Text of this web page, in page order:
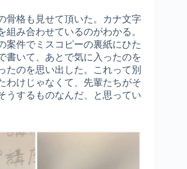
骨格も見せて頂いた。カナ文字
組み合わせているのがわかる。
案件でミスコピーの裏紙にひた
書いて、あとで気に入ったのを
たのを思い出した。これって別
わけじゃなくて、先輩たちがそ
うするものなんだ、と思ってい